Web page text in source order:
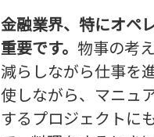
金融業界、特にオペ
重要です。 物事の考
減らしながら仕事を
使しながら、マニュ
するプロジェクトに